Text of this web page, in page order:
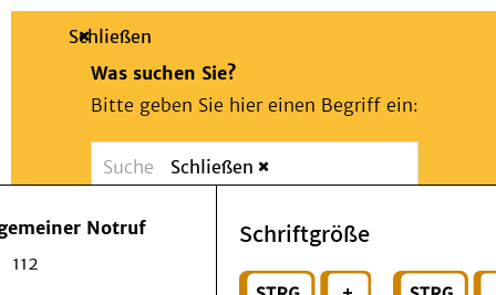
Suche
Schließen
Was suchen Sie?
Bitte geben Sie hier einen Begriff ein:
Suchen
Notfall
Schließen
Notruf
112
Schriftgröße
Patienten & Besucher